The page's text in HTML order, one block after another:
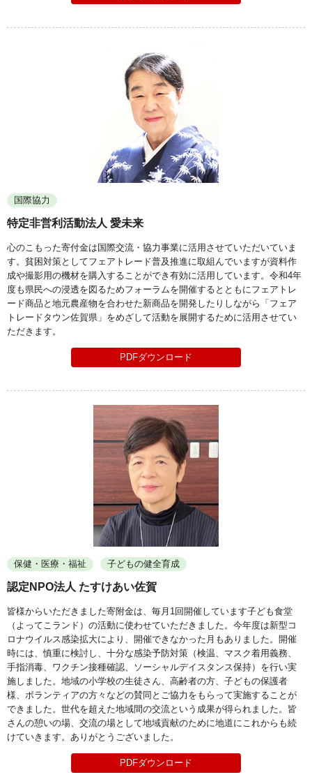
国際協力
特定非営利活動法人 愛未来
心のこもった寄付金は国際交流・協力事業に活用させていただいていま
す。貧困対策としてフェアトレード普及推進に取組んでいますが資料作
成や撮影用の機材を購入することができ有効に活用しています。令和4年
度も県民への浸透を図るためフォーラムを開催するとともにフェアトレ
ード商品と地元農産物を合わせた新商品を開発したりしながら「フェア
トレードタウン佐賀県」をめざして活動を展開するために活用させてい
ただきます。
PDFダウンロード
保健・医療・福祉 子どもの健全育成
認定NPO法人 たすけあい佐賀
皆様からいただきました寄附金は、毎月1回開催しています子ども食堂
（よってこランド）の活動に使わせていただきました。今年度は新型コ
ロナウイルス感染拡大により、開催できなかった月もありました。開催
時には、慎重に検討し、十分な感染予防対策（検温、マスク着用義務、
手指消毒、ワクチン接種確認、ソーシャルデイスタンス保持）を行い実
施しました。地域の小学校の生徒さん、高齢者の方、子どもの保護者
様、ボランティアの方々などの賛同とご協力をもらって実施することが
できました。世代を超えた地域間の交流という成果が得られました。皆
さんの憩いの場、交流の場として地域貢献のために地道にこれからも続
けていきます。ありがとうございました。
PDFダウンロード